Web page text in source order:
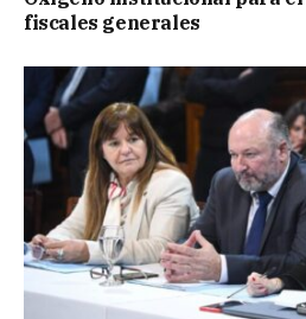
fiscales generales